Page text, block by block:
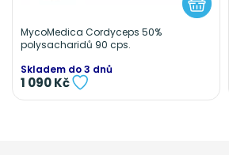
MycoMedica Cordyceps 50%
polysacharidů 90 cps.
Skladem do 3 dnů
1 090 Kč